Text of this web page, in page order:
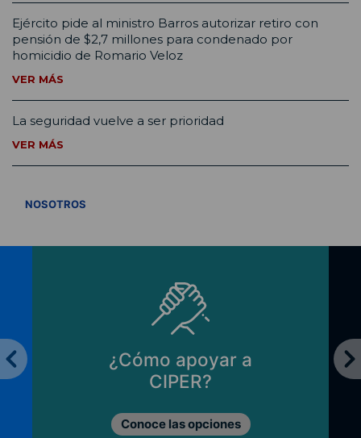
Ejército pide al ministro Barros autorizar retiro con
pensión de $2,7 millones para condenado por
homicidio de Romario Veloz
VER MÁS
La seguridad vuelve a ser prioridad
VER MÁS
NOSOTROS
¿Cómo apoyar a
CIPER?
Conoce las opciones